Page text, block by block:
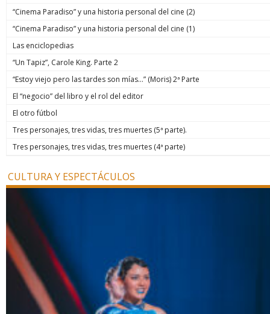
“Cinema Paradiso” y una historia personal del cine (2)
“Cinema Paradiso” y una historia personal del cine (1)
Las enciclopedias
“Un Tapiz”, Carole King. Parte 2
“Estoy viejo pero las tardes son mías…” (Moris) 2ª Parte
El “negocio” del libro y el rol del editor
El otro fútbol
Tres personajes, tres vidas, tres muertes (5ª parte).
Tres personajes, tres vidas, tres muertes (4ª parte)
CULTURA Y ESPECTÁCULOS